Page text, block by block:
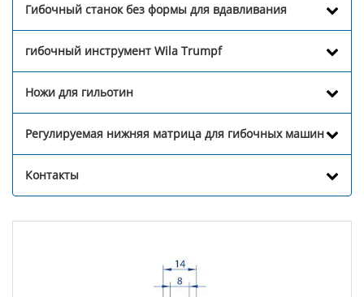
Гибочный станок без формы для вдавливания
гибочный инструмент Wila Trumpf
Ножи для гильотин
Регулируемая нижняя матрица для гибочных машин
Контакты